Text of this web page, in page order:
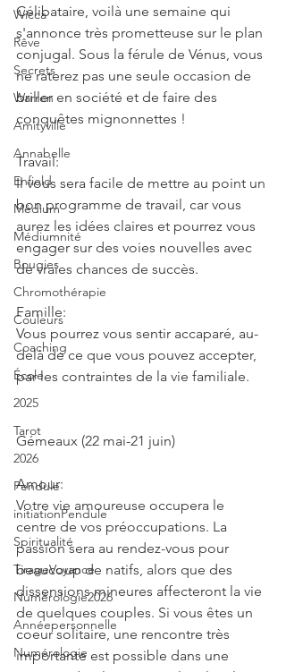
Wicca
Rêve
Secrets
Warren
Amityville
Annabelle
Enfield
Médium
Médiumnité
Bougies
Chromothérapie
Couleurs
Coaching
École
2025
Tarot
2026
Pendule
initiationPendule
Spiritualité
TirageVoyance
Numérologie2026
Annéepersonnelle
Numérologie
Célibataire, voilà une semaine qui
s'annonce très prometteuse sur le plan
conjugal. Sous la férule de Vénus, vous
ne raterez pas une seule occasion de
briller en société et de faire des
conquêtes mignonnettes !
Travail:
Il vous sera facile de mettre au point un
bon programme de travail, car vous
aurez les idées claires et pourrez vous
engager sur des voies nouvelles avec
de vraies chances de succès.
Famille:
Vous pourrez vous sentir accaparé, au-
delà de ce que vous pouvez accepter,
par les contraintes de la vie familiale.
Gémeaux (22 mai-21 juin)
Amour:
Votre vie amoureuse occupera le
centre de vos préoccupations. La
passion sera au rendez-vous pour
beaucoup de natifs, alors que des
dissensions mineures affecteront la vie
de quelques couples. Si vous êtes un
coeur solitaire, une rencontre très
importante est possible dans une